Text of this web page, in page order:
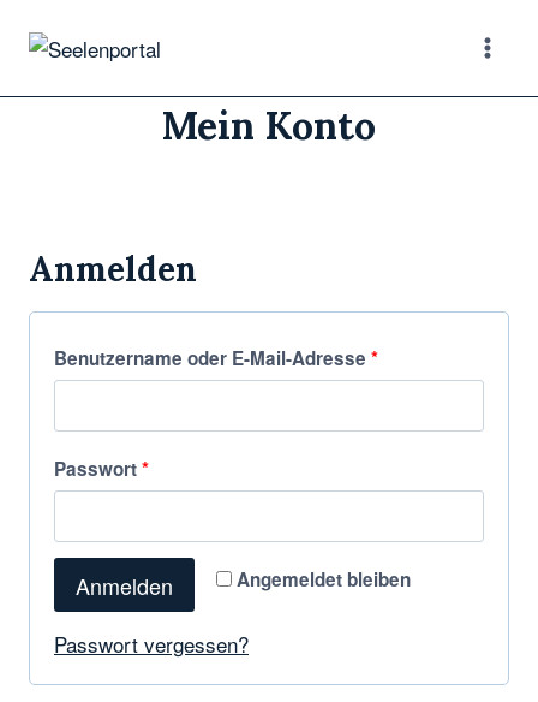
Mein Konto
Anmelden
Benutzername oder E-Mail-Adresse *
Passwort*
Angemeldet bleiben
Anmelden
Passwort vergessen?